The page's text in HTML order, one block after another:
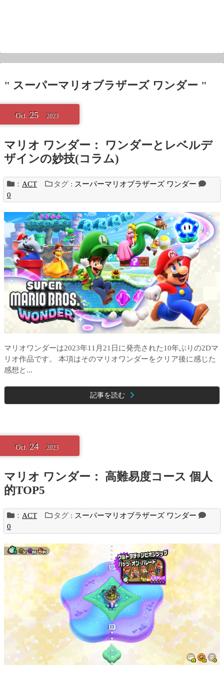
" スーパーマリオブラザーズ ワンダー "
Oct. 25 2023
マリオ ワンダー： ワンダーとレベルデ
ザインの妙技(コラム)
： ACT タグ : スーパーマリオブラザーズ ワンダー
0
マリオワンダーは2023年11月21日に発売された10年ぶりの2Dマ
リオ作品です。 本項はそのマリオワンダーをクリア後に感じた
感想と...
記事を読む
Oct. 24 2023
マリオ ワンダー： 高難易度コース 個人
的TOP5
： ACT タグ : スーパーマリオブラザーズ ワンダー
0